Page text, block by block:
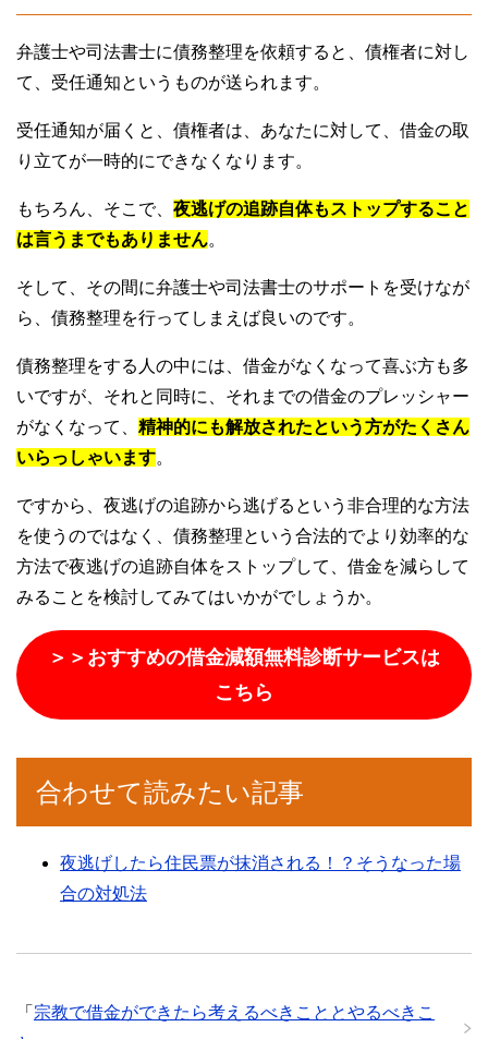
弁護士や司法書士に債務整理を依頼すると、債権者に対し
て、受任通知というものが送られます。
受任通知が届くと、債権者は、あなたに対して、借金の取
り立てが一時的にできなくなります。
もちろん、そこで、 夜逃げの追跡自体もストップすること
は言うまでもありません。
そして、その間に弁護士や司法書士のサポートを受けなが
ら、債務整理を行ってしまえば良いのです。
債務整理をする人の中には、借金がなくなって喜ぶ方も多
いですが、それと同時に、それまでの借金のプレッシャー
がなくなって、 精神的にも解放されたという方がたくさん
いらっしゃいます。
ですから、夜逃げの追跡から逃げるという非合理的な方法
を使うのではなく、債務整理という合法的でより効率的な
方法で夜逃げの追跡自体をストップして、借金を減らして
みることを検討してみてはいかがでしょうか。
＞＞おすすめの借金減額無料診断サービスは
こちら
合わせて読みたい記事
夜逃げしたら住民票が抹消される！？そうなった場
合の対処法
「 宗教で借金ができたら考えるべきこととやるべきこ